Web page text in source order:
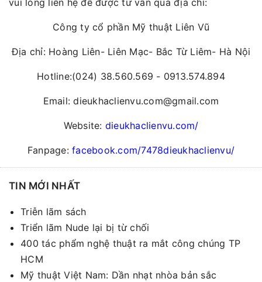
vui lòng liên hệ để được tư vấn qua địa chỉ:
Công ty cổ phần Mỹ thuật Liên Vũ
Địa chỉ: Hoàng Liên- Liên Mạc- Bắc Từ Liêm- Hà Nội
Hotline:(024) 38.560.569 - 0913.574.894
Email: dieukhaclienvu.com@gmail.com
Website: dieukhaclienvu.com/
Fanpage:facebook.com/7478dieukhaclienvu/
TIN MỚI NHẤT
Triễn lãm sách
Triển lãm Nude lại bị từ chối
400 tác phẩm nghệ thuật ra mắt công chúng TP
HCM
Mỹ thuật Việt Nam: Dần nhạt nhòa bản sắc